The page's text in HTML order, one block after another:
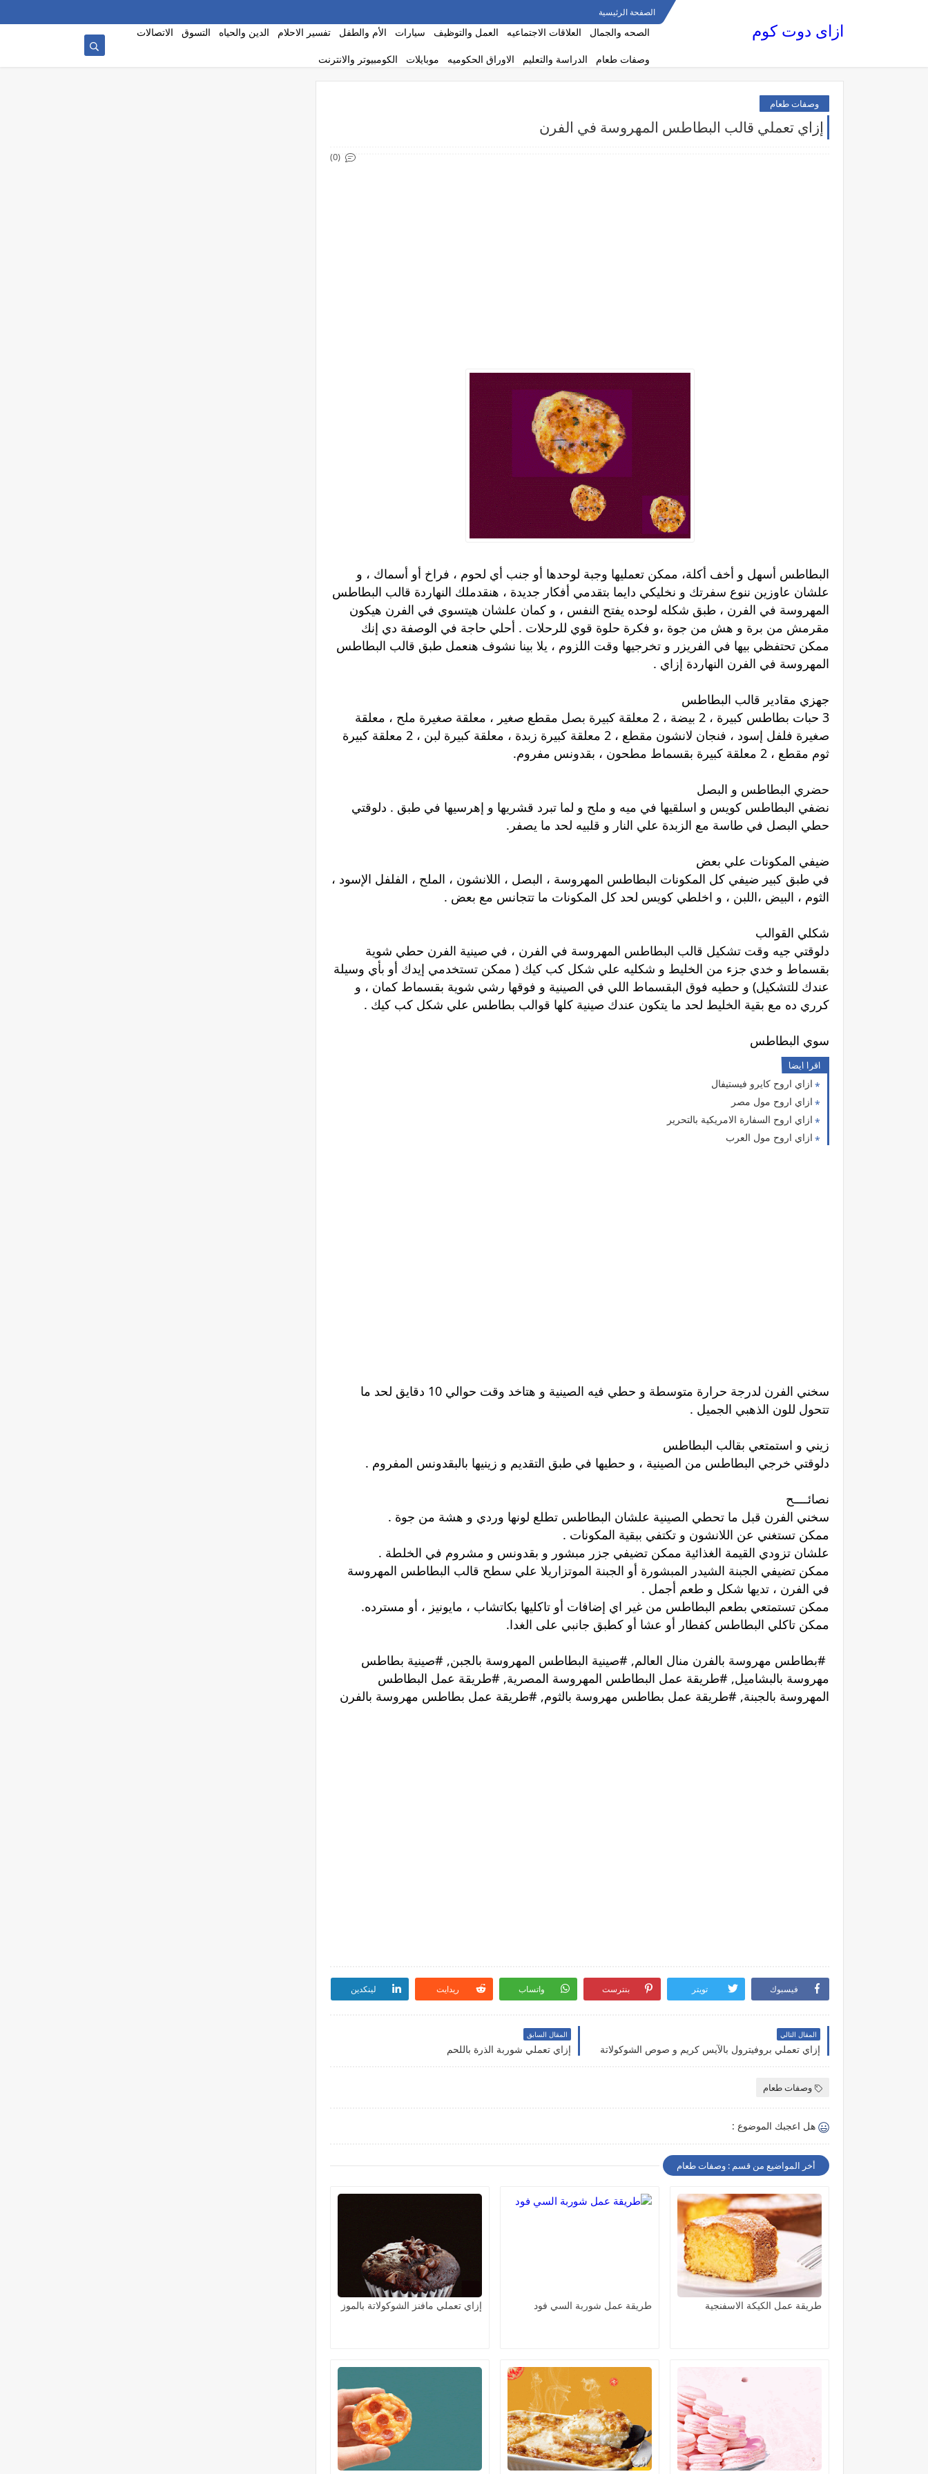
الصفحة الرئيسية
ازاى دوت كوم الصحه والجمال العلاقات الاجتماعيه العمل والتوظيف سيارات الأم والطفل تفسير الاحلام الدين والحياه التسوق الاتصالات
وصفات طعام الدراسة والتعليم الاوراق الحكوميه موبايلات الكومبيوتر والانترنت
وصفات طعام
إزاي تعملي قالب البطاطس المهروسة في الفرن
(0)
البطاطس أسهل و أخف أكلة، ممكن تعمليها وجبة لوحدها أو جنب أي لحوم ، فراخ أو أسماك ، و
علشان عاوزين ننوع سفرتك و نخليكي دايما بتقدمي أفكار جديدة ، هنقدملك النهاردة قالب البطاطس
المهروسة في الفرن ، طبق شكله لوحده يفتح النفس ، و كمان علشان هيتسوي في الفرن هيكون
مقرمش من برة و هش من جوة ،و فكرة حلوة قوي للرحلات . أحلي حاجة في الوصفة دي إنك
ممكن تحتفظي بيها في الفريزر و تخرجيها وقت اللزوم ، يلا بينا نشوف هنعمل طبق قالب البطاطس
المهروسة في الفرن النهاردة إزاي .
جهزي مقادير قالب البطاطس
3 حبات بطاطس كبيرة ، 2 بيضة ، 2 معلقة كبيرة بصل مقطع صغير ، معلقة صغيرة ملح ، معلقة
صغيرة فلفل إسود ، فنجان لانشون مقطع ، 2 معلقة كبيرة زبدة ، معلقة كبيرة لبن ، 2 معلقة كبيرة
ثوم مقطع ، 2 معلقة كبيرة بقسماط مطحون ، بقدونس مفروم.
حضري البطاطس و البصل
نضفي البطاطس كويس و اسلقيها في ميه و ملح و لما تبرد قشريها و إهرسيها في طبق . دلوقتي
حطي البصل في طاسة مع الزبدة علي النار و قلبيه لحد ما يصفر.
ضيفي المكونات علي بعض
في طبق كبير ضيفي كل المكونات البطاطس المهروسة ، البصل ، اللانشون ، الملح ، الفلفل الإسود ،
الثوم ، البيض ،اللبن ، و اخلطي كويس لحد كل المكونات ما تتجانس مع بعض .
شكلي القوالب
دلوقتي جيه وقت تشكيل قالب البطاطس المهروسة في الفرن ، في صينية الفرن حطي شوية
بقسماط و خدي جزء من الخليط و شكليه علي شكل كب كيك ( ممكن تستخدمي إيدك أو بأي وسيلة
عندك للتشكيل) و حطيه فوق البقسماط اللي في الصينية و فوقها رشي شوية بقسماط كمان ، و
كرري ده مع بقية الخليط لحد ما يتكون عندك صينية كلها قوالب بطاطس علي شكل كب كيك .
سوي البطاطس
اقرا ايضا
ازاي اروح كايرو فيستيفال
ازاي اروح مول مصر
ازاي اروح السفارة الامريكية بالتحرير
ازاي اروح مول العرب
سخني الفرن لدرجة حرارة متوسطة و حطي فيه الصينية و هتاخد وقت حوالي 10 دقايق لحد ما
تتحول للون الذهبي الجميل .
زيني و استمتعي بقالب البطاطس
دلوقتي خرجي البطاطس من الصينية ، و حطيها في طبق التقديم و زينيها بالبقدونس المفروم .
نصائــــح
سخني الفرن قبل ما تحطي الصينية علشان البطاطس تطلع لونها وردي و هشة من جوة .
ممكن تستغني عن اللانشون و تكتفي ببقية المكونات .
علشان تزودي القيمة الغذائية ممكن تضيفي جزر مبشور و بقدونس و مشروم في الخلطة .
ممكن تضيفي الجبنة الشيدر المبشورة أو الجبنة الموتزاريلا علي سطح قالب البطاطس المهروسة
في الفرن ، تديها شكل و طعم أجمل .
ممكن تستمتعي بطعم البطاطس من غير اي إضافات أو تاكليها بكاتشاب ، مايونيز ، أو مسترده.
ممكن تاكلي البطاطس كفطار أو عشا أو كطبق جانبي على الغدا.
#بطاطس مهروسة بالفرن منال العالم, #صينية البطاطس المهروسة بالجبن, #صينية بطاطس
مهروسة بالبشاميل, #طريقة عمل البطاطس المهروسة المصرية, #طريقة عمل البطاطس
المهروسة بالجبنة, #طريقة عمل بطاطس مهروسة بالثوم, #طريقة عمل بطاطس مهروسة بالفرن
فيسبوك تويتر بنترست واتساب ريدايت لينكدين
المقال التالي
إزاي تعملي بروفيترول بالآيس كريم و صوص الشوكولاتة
المقال السابق
إزاي تعملي شوربة الذرة باللحم
وصفات طعام
هل اعجبك الموضوع :
أخر المواضيع من قسم : وصفات طعام
طريقة عمل الكيكة الاسفنجية طريقة عمل شوربة السي فود إزاي تعملي مافنز الشوكولاتة بالموز